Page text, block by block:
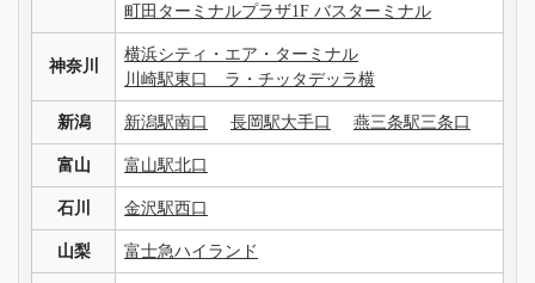
町田ターミナルプラザ1F バスターミナル
神奈川
横浜シティ・エア・ターミナル
川崎駅東口 ラ・チッタデッラ横
新潟 新潟駅南口 長岡駅大手口 燕三条駅三条口
富山 富山駅北口
石川 金沢駅西口
山梨 富士急ハイランド